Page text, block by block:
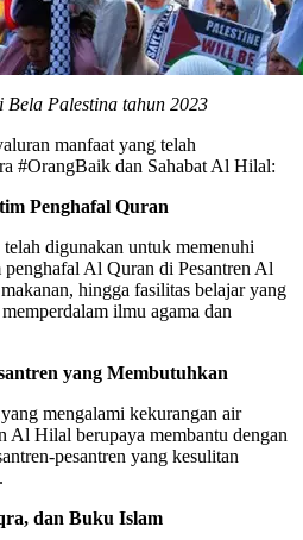
Bela Palestina tahun 2023
manfaat yang telah
#OrangBaik dan Sahabat Al Hilal:
Penghafal Quran
digunakan untuk memenuhi
Al Quran di Pesantren Al
hingga fasilitas belajar yang
ilmu agama dan
yang Membutuhkan
mengalami kekurangan air
Al Hilal berupaya membantu dengan
pesantren yang kesulitan
dan Buku Islam